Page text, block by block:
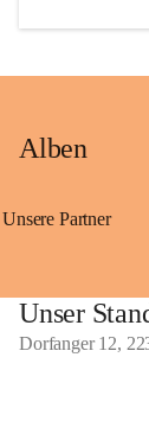
Alben
Unsere Partner
Unser
Dorfanger 12,